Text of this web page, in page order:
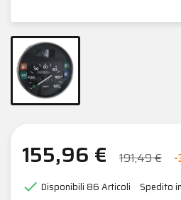
155,96 € 191,49 €
 Disponibili 86 Articoli Spedito